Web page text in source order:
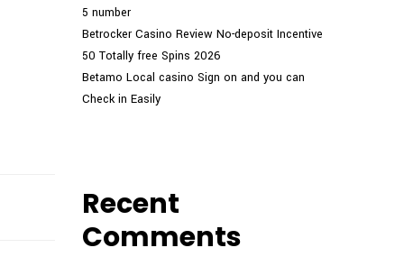
5 number
Betrocker Casino Review No-deposit Incentive
50 Totally free Spins 2026
Betamo Local casino Sign on and you can
Check in Easily
Recent
Comments